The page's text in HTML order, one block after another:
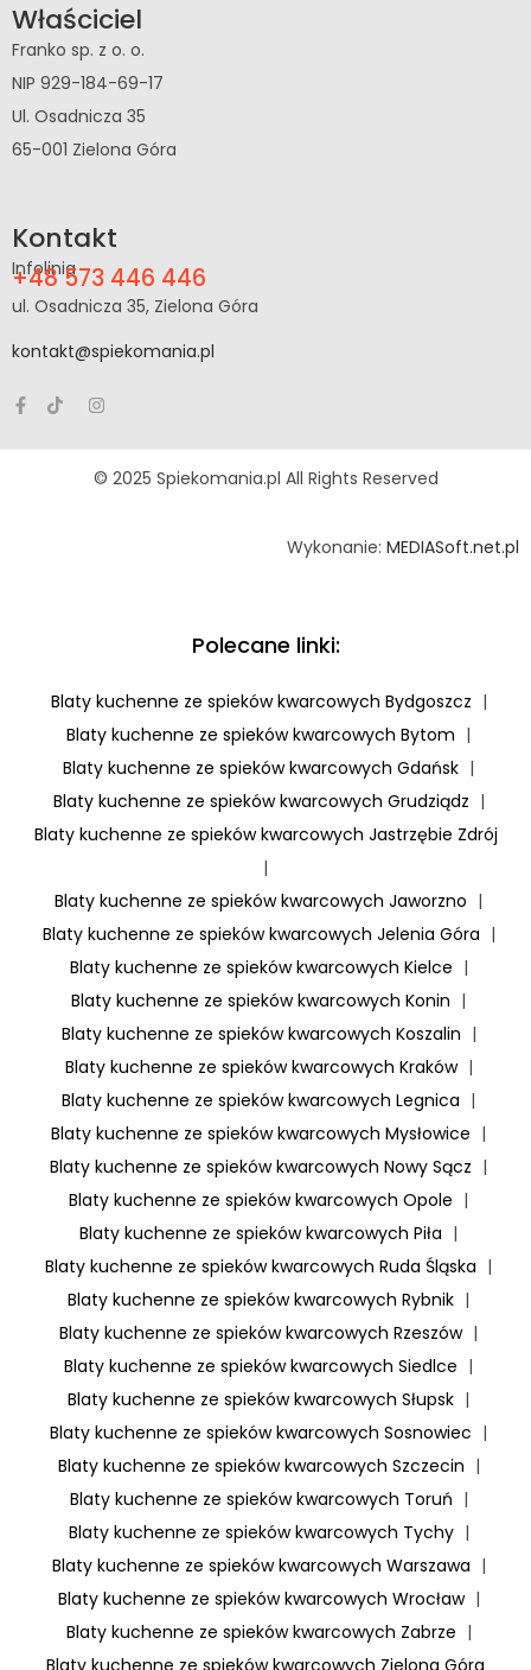
Właściciel
Franko sp. z o. o.
NIP 929-184-69-17
Ul. Osadnicza 35
65-001 Zielona Góra
Kontakt
Infolinia
+48 573 446 446
ul. Osadnicza 35, Zielona Góra
kontakt@spiekomania.pl
© 2025 Spiekomania.pl All Rights Reserved
Wykonanie: MEDIASoft.net.pl
Polecane linki:
Blaty kuchenne ze spieków kwarcowych Bydgoszcz |
Blaty kuchenne ze spieków kwarcowych Bytom |
Blaty kuchenne ze spieków kwarcowych Gdańsk |
Blaty kuchenne ze spieków kwarcowych Grudziądz |
Blaty kuchenne ze spieków kwarcowych Jastrzębie Zdrój
|
Blaty kuchenne ze spieków kwarcowych Jaworzno |
Blaty kuchenne ze spieków kwarcowych Jelenia Góra |
Blaty kuchenne ze spieków kwarcowych Kielce |
Blaty kuchenne ze spieków kwarcowych Konin |
Blaty kuchenne ze spieków kwarcowych Koszalin |
Blaty kuchenne ze spieków kwarcowych Kraków |
Blaty kuchenne ze spieków kwarcowych Legnica |
Blaty kuchenne ze spieków kwarcowych Mysłowice |
Blaty kuchenne ze spieków kwarcowych Nowy Sącz |
Blaty kuchenne ze spieków kwarcowych Opole |
Blaty kuchenne ze spieków kwarcowych Piła |
Blaty kuchenne ze spieków kwarcowych Ruda Śląska |
Blaty kuchenne ze spieków kwarcowych Rybnik |
Blaty kuchenne ze spieków kwarcowych Rzeszów |
Blaty kuchenne ze spieków kwarcowych Siedlce |
Blaty kuchenne ze spieków kwarcowych Słupsk |
Blaty kuchenne ze spieków kwarcowych Sosnowiec |
Blaty kuchenne ze spieków kwarcowych Szczecin |
Blaty kuchenne ze spieków kwarcowych Toruń |
Blaty kuchenne ze spieków kwarcowych Tychy |
Blaty kuchenne ze spieków kwarcowych Warszawa |
Blaty kuchenne ze spieków kwarcowych Wrocław |
Blaty kuchenne ze spieków kwarcowych Zabrze |